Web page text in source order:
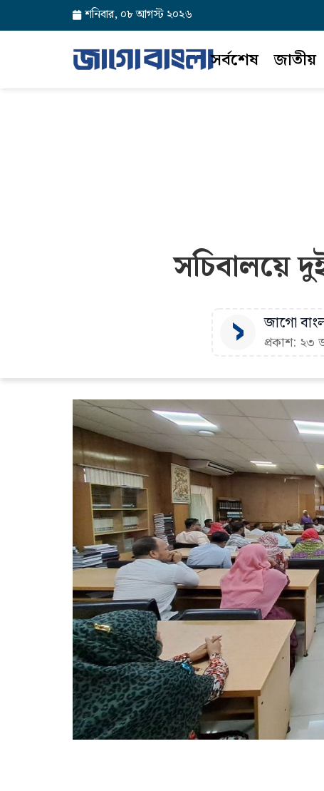
শনিবার, ০৮ আগস্ট ২০২৬
সর্বশেষ জাতীয়
সচিবালয়ে
জাগো
প্রকাশ: